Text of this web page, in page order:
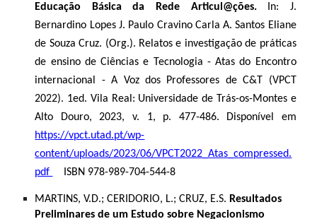
Educação Básica da Rede Articul@ções.
In: J.
Bernardino Lopes J. Paulo Cravino Carla A. Santos Eliane
de Souza Cruz. (Org.). Relatos e investigação de práticas
de ensino de Ciências e Tecnologia - Atas do Encontro
internacional - A Voz dos Professores de C&T (VPCT
2022). 1ed. Vila Real: Universidade de Trás-os-Montes e
Alto Douro, 2023, v. 1, p. 477-486. Disponível em
https://vpct.utad.pt/wp-
content/uploads/2023/06/VPCT2022_Atas_compressed.
pdf
ISBN 978-989-704-544-8
MARTINS, V.D.; CERIDORIO, L.; CRUZ, E.S. Resultados
Preliminares de um Estudo sobre Negacionismo